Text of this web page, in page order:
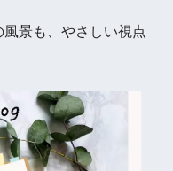
景も、やさしい視点